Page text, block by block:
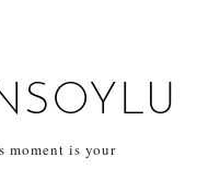
moment is your